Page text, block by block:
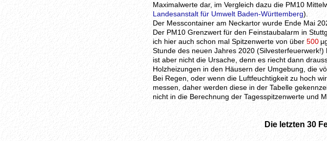
Maximalwerte dar, im Vergleich dazu die PM10
Landesanstalt für Umwelt Baden-Württemberg).
Der Messcontainer am Neckartor wurde Ende Mai
Der PM10 Grenzwert für den Feinstaubalarm in
ich hier auch schon mal Spitzenwerte von über 500
Stunde des neuen Jahres 2020
ist aber nicht die Ursache, denn es riecht dann
Holzheizungen in den Häusern der Umgebung, die
Bei Regen, oder wenn die Luftfeuchtigkeit zu hoch
messen, daher werden diese in der Tabelle
nicht in die Berechnung der Tagesspitzenwerte und
Die letzten 30